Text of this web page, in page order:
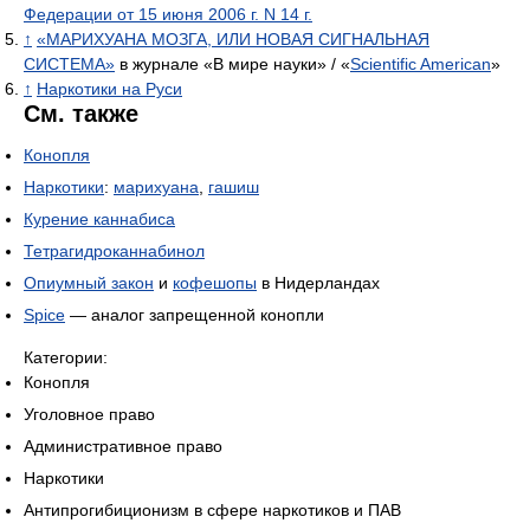
Федерации от 15 июня 2006 г. N 14 г.
↑ «МАРИХУАНА МОЗГА, ИЛИ НОВАЯ СИГНАЛЬНАЯ
СИСТЕМА» в журнале «В мире науки» / «Scientific American»
↑ Наркотики на Руси
См. также
Конопля
Наркотики: марихуана
гашиш
Курение каннабиса
Тетрагидроканнабинол
Опиумный закон и кофешопы в Нидерландах
Spice — аналог запрещенной конопли
Категории:
Конопля
Уголовное право
Административное право
Наркотики
Антипрогибиционизм в сфере наркотиков и ПАВ